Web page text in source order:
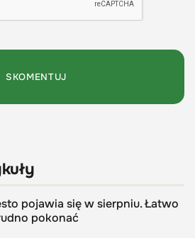
pojawia się w sierpniu. Łatwo
pokonać